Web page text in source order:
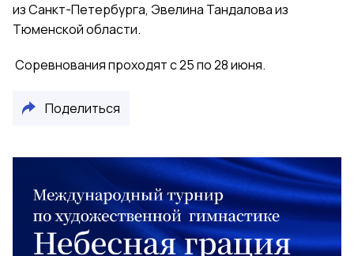
из Санкт-Петербурга, Эвелина Тандалова из
Тюменской области.
Соревнования проходят с 25 по 28 июня.
Поделиться